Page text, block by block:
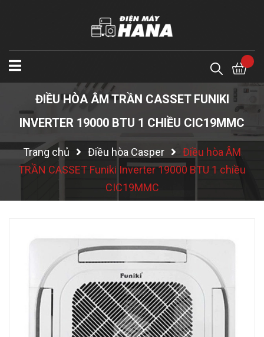
ĐIỀU HÒA ÂM TRẦN CASSET FUNIKI
INVERTER 19000 BTU 1 CHIỀU CIC19MMC
Trang chủ Điều hòa Casper
Điều hòa ÂM
TRẦN CASSET Funiki Inverter 19000 BTU 1 chiều
CIC19MMC